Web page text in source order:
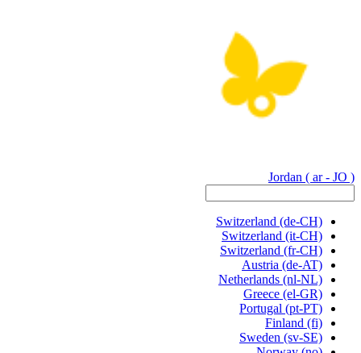
Jordan ( ar - JO )
Switzerland (de-CH)
Switzerland (it-CH)
Switzerland (fr-CH)
Austria (de-AT)
Netherlands (nl-NL)
Greece (el-GR)
Portugal (pt-PT)
Finland (fi)
Sweden (sv-SE)